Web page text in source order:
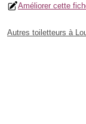
Améliorer cette
Autres toiletteurs à